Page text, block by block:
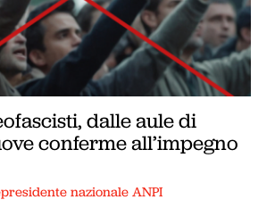
dalle aule di
conferme all’impegno
nazionale ANPI